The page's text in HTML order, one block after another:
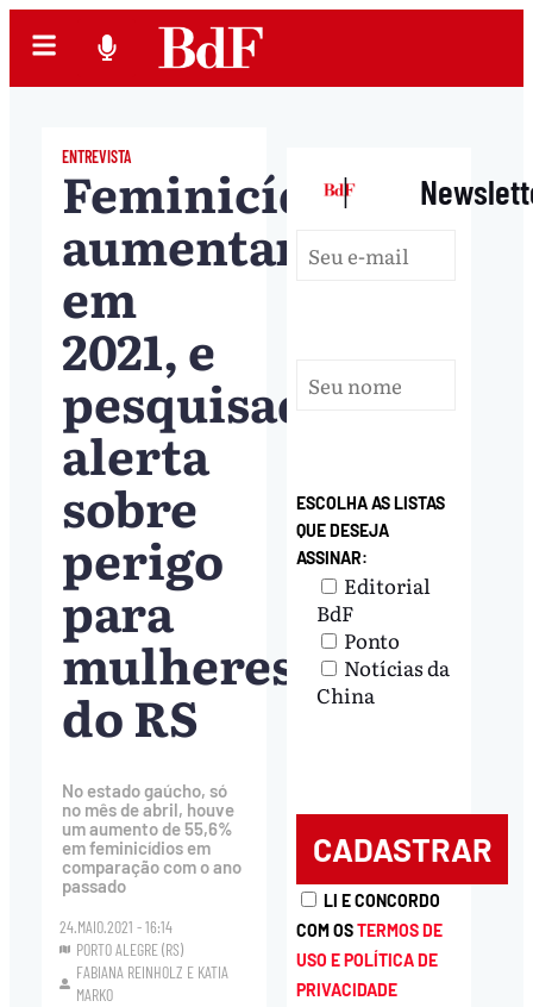
ENTREVISTA
Feminicídios
aumentam
em
2021, e
pesquisadora
alerta
sobre
perigo
para
mulheres
do RS
No estado gaúcho, só
no mês de abril, houve
um aumento de 55,6%
em feminicídios em
comparação com o ano
passado
24.MAIO.2021 - 16:14
PORTO ALEGRE (RS)
FABIANA REINHOLZ E KATIA
MARKO
|
ESCOLHA AS LISTAS
QUE DESEJA
ASSINAR:
Editorial
BdF
Ponto
Notícias da
China
LI E CONCORDO
COM OSTERMOS DE
USO E POLÍTICA DE
PRIVACIDADE